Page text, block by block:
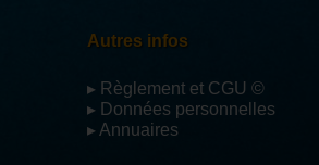
Autres infos
▸ Règlement et CGU ©
▸ Données personnelles
▸ Annuaires